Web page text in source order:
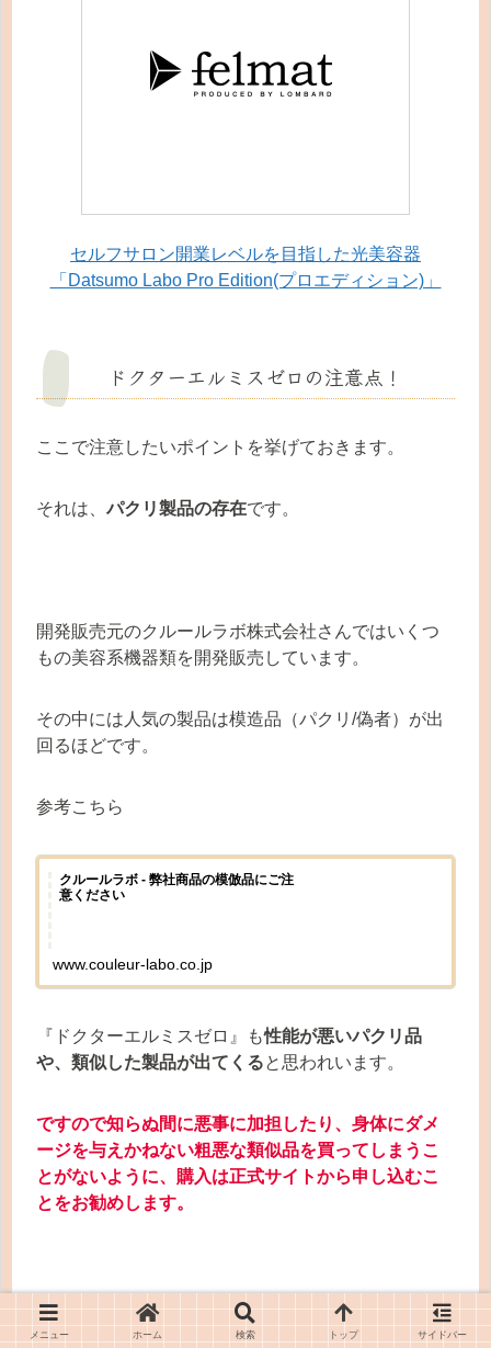
セルフサロン開業レベルを目指した光美容器
「Datsumo Labo Pro Edition(プロエディション)」
ドクターエルミスゼロの注意点！
ここで注意したいポイントを挙げておきます。
それは、 パクリ製品の存在です。
開発販売元のクルールラボ株式会社さんではいくつ
もの美容系機器類を開発販売しています。
その中には人気の製品は模造品（パクリ/偽者）が出
回るほどです。
参考こちら
クルールラボ - 弊社商品の模倣品にご注
意ください
www.couleur-labo.co.jp
『ドクターエルミスゼロ』も性能が悪いパクリ品
や、類似した製品が出てくると思われいます。
ですので知らぬ間に悪事に加担したり、身体にダメ
ージを与えかねない粗悪な類似品を買ってしまうこ
とがないように、購入は正式サイトから申し込むこ
とをお勧めします。
ネットの口コミやSNSで模造品をそうとは知らず、
メニュー ホーム 検索 トップ サイドバー